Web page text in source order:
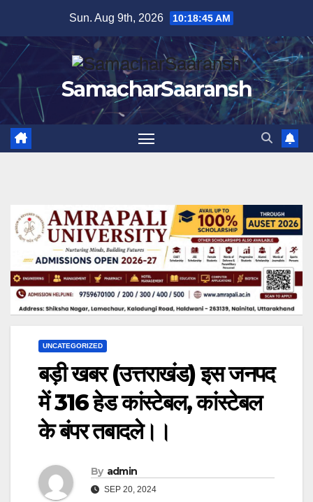
content
Sun. Aug 9th, 2026 10:18:46 AM
SamacharSaaransh
UNCATEGORIZED
बड़ी खबर (उत्तराखंड) इस जनपद
में 316 हेड कांस्टेबल, कांस्टेबल
के बंपर तबादले।।
By admin
SEP 20, 2024